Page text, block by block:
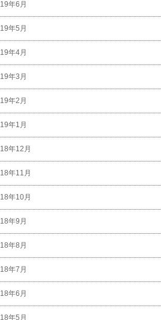
年6月
年5月
年4月
年3月
年2月
年1月
年12月
年11月
年10月
年9月
年8月
年7月
年6月
年5月